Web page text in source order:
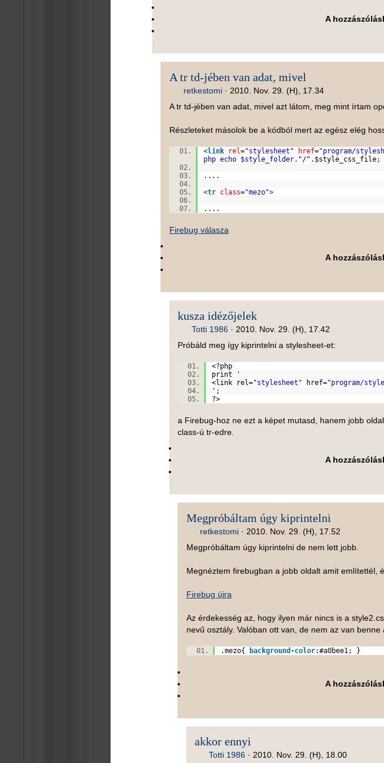
A
A tr td-jében van adat, mivel
retkestomi· 2010. Nov. 29. (H), 17.34
A tr td-jében van adat, mivel azt látom, meg mint írtam
Részleteket másolok be a kódból mert az egész elég
<link rel="stylesheet" href="program/
php echo $style_folder."/".$style_css_file;
....
<tr class="mezo">
....
Firebug válasza
A
kusza idézőjelek
Totti 1986· 2010. Nov. 29. (H), 17.42
Próbáld meg így kiprintelni a stylesheet-et:
<?php
print '
<link rel="stylesheet" href="program/
';
?>
a Firebug-hoz ne ezt a képet mutasd, hanem jobb
class-ú tr-edre.
A
Megpróbáltam úgy kiprintelni
retkestomi · 2010. Nov. 29. (H), 17.52
Megpróbáltam úgy kiprintelni de nem lett jobb.
Megnéztem firebugban a jobb oldalt amit említettél,
Firebug újra
Az érdekesség az, hogy ilyen már nincs is a
nevű osztály. Valóban ott van, de nem az van benne
.mezo{ background-color:#a0bee1 ; }
A
akkor ennyi
Totti 1986· 2010. Nov. 29. (H), 18.00